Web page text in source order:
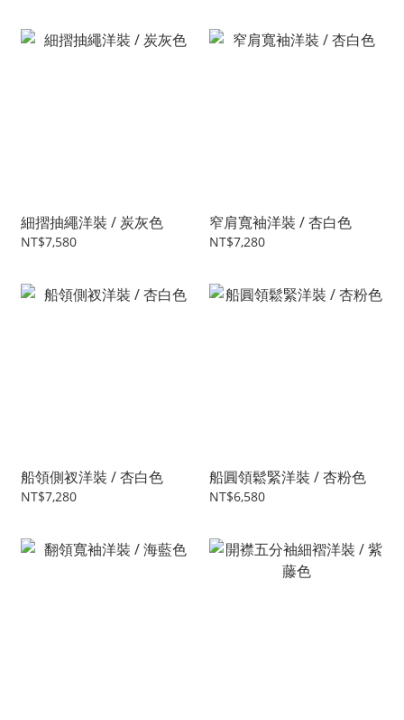
細摺抽繩洋裝 / 炭灰色
NT$7,580
窄肩寬袖洋裝 / 杏白色
NT$7,280
船領側衩洋裝 / 杏白色
NT$7,280
船圓領鬆緊洋裝 / 杏粉色
NT$6,580